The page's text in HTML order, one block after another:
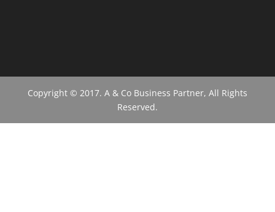
Copyright © 2017. A & Co Business Partner, All Rights
Reserved.